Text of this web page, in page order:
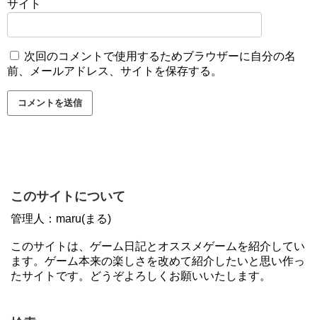
サイト
次回のコメントで使用するためブラウザーに自分の名
前、メールアドレス、サイトを保存する。
このサイトについて
管理人：maru(まる)
このサイトは、ゲーム日記とオススメゲームを紹介してい
ます。ゲーム本来の楽しさを改めて紹介したいと思い作っ
たサイトです。どうぞよろしくお願いいたします。